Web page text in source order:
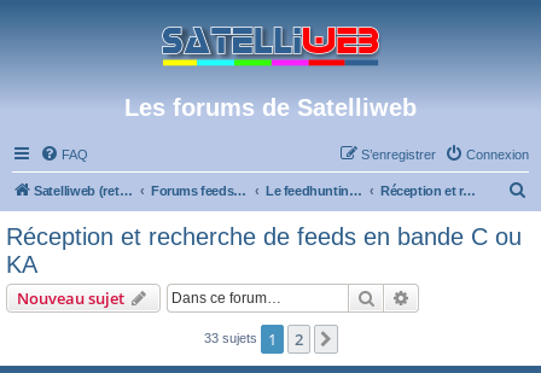
Les forums de Satelliweb
FAQ Connexion
S’enregistrer
Satelliweb (retour vers le site) Forums feeds et réception TV numérique Le feedhunting - La chasse aux feeds Réception et recherche de feeds en bande C ou KA
c
Réception et recherche de feeds en bande C ou
KA
Nouveau sujet Rechercher
33 sujets 1 2